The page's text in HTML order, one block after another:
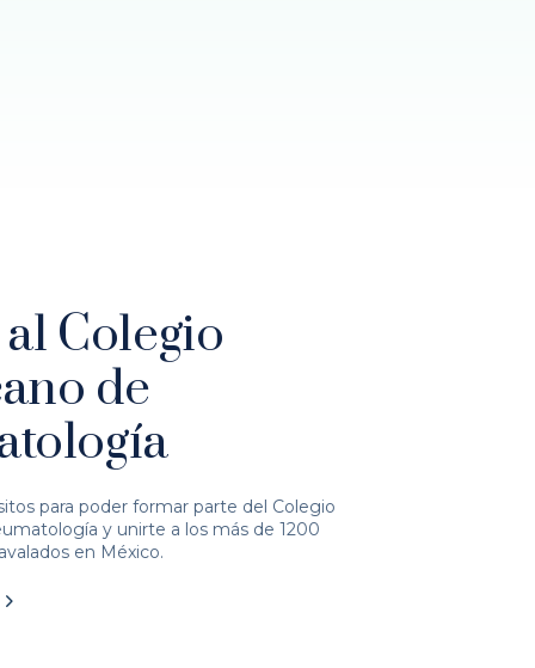
Colegio
de
para poder formar parte del Colegio
y unirte a los más de 1200
en México.